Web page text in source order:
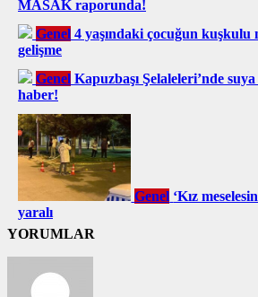
MASAK raporunda!
Genel 4 yaşındaki çocuğun kuşkulu
gelişme
Genel Kapuzbaşı Şelaleleri’nde
haber!
Genel ‘Kız
yaralı
YORUMLAR